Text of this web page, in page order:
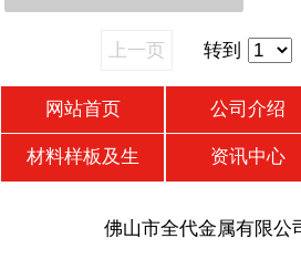
上一页 转到
网站首页 公司介绍
材料样板及生 资讯中心
佛山市全代金属有限公